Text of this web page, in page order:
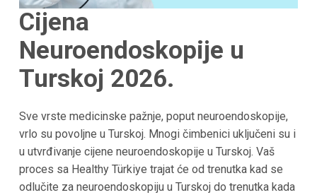
Cijena
Neuroendoskopije u
Turskoj 2026.
Sve vrste medicinske pažnje, poput neuroendoskopije,
vrlo su povoljne u Turskoj. Mnogi čimbenici uključeni su i
u utvrđivanje cijene neuroendoskopije u Turskoj. Vaš
proces sa Healthy Türkiye trajat će od trenutka kad se
odlučite za neuroendoskopiju u Turskoj do trenutka kada